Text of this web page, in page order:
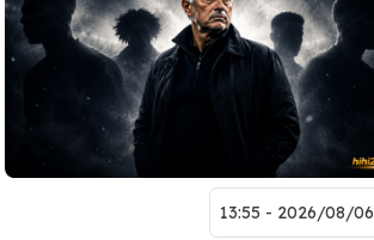
2026/08/06 - 13:55